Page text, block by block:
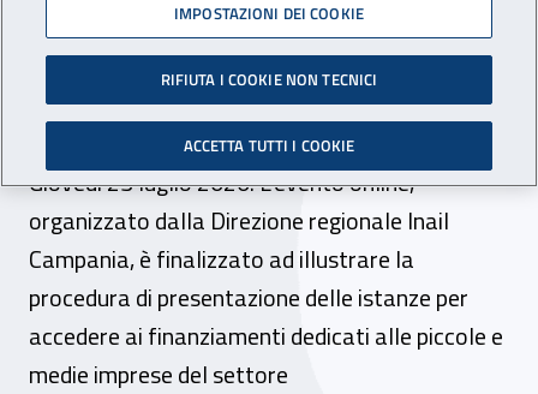
Dr Campania - Webinar "Il
bando Isi Agricoltura: quali
le opportunità"
Giovedì 23 luglio 2020. L'evento online,
organizzato dalla Direzione regionale Inail
Campania, è finalizzato ad illustrare la
procedura di presentazione delle istanze per
accedere ai finanziamenti dedicati alle piccole e
medie imprese del settore
IMPOSTAZIONI DEI COOKIE
RIFIUTA I COOKIE NON TECNICI
ACCETTA TUTTI I COOKIE